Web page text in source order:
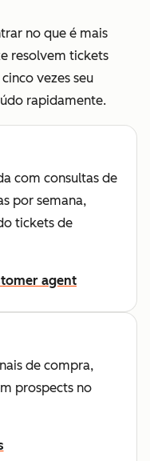
no que é mais
resolvem tickets
vezes seu
rapidamente.
com consultas de
por semana,
tickets de
agent
de compra,
prospects no